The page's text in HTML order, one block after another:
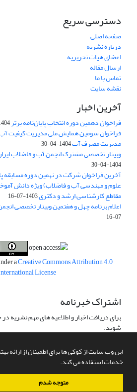
این وب سایت از کوکی ها برای اطمینان از ارائه
خدمات استفاده می کند.
متوجه شدم
دسترسی سریع
صفحه اصلی
درباره نشریه
اعضای هیات تحریریه
ارسال مقاله
تماس با ما
نقشه سایت
آخرین اخبار
فراخوان دهمین دوره انتخاب پایان‌نامه برتر04-30
فراخوان سومین همایش ملی مدیریت کیفیت
مدیریت مصرف آب1404-04-30
وبینار تخصصی مشترک انجمن آب و فاضلاب
1404-04-30
آخرین فراخوان شرکت در نهمین دوره مسابقه
مقاطع کارشناسی ارشد و دکتری1403-07-16
اعلام برنامه چهل و هفتمین وبینار تخصصی
07-16
aCreative Commons Attribution 4.0
License
اشتراک خبرنامه
برای دریافت اخبار و اطلاعیه های مهم نشریه
شوید.